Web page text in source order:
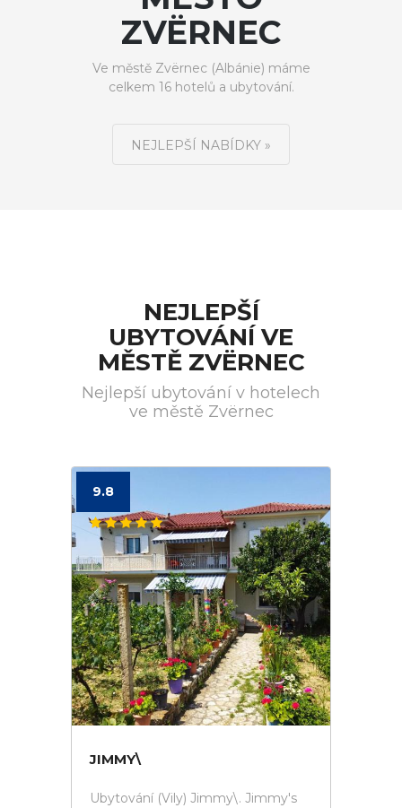
ZVËRNEC
Ve městě Zvërnec (Albánie) máme
celkem 16 hotelů a ubytování.
NEJLEPŠÍ NABÍDKY »
NEJLEPŠÍ
UBYTOVÁNÍ VE
MĚSTĚ ZVËRNEC
Nejlepší ubytování v hotelech
ve městě Zvërnec
9.8
JIMMY\
Ubytování (Vily) Jimmy\. Jimmy's